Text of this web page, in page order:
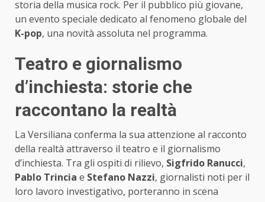
storia della musica rock. Per il pubblico più giovane,
un evento speciale dedicato al fenomeno globale del
K-pop, una novità assoluta nel programma.
Teatro e giornalismo
d’inchiesta: storie che
raccontano la realtà
La Versiliana conferma la sua attenzione al racconto
della realtà attraverso il teatro e il giornalismo
d’inchiesta. Tra gli ospiti di rilievo, Sigfrido Ranucci,
Pablo Trincia e Stefano Nazzi, giornalisti noti per il
loro lavoro investigativo, porteranno in scena